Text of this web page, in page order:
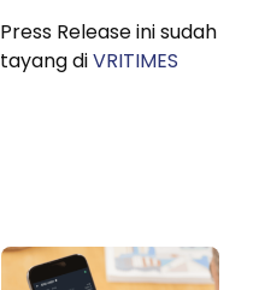
Press Release ini sudah
tayang diVRITIMES